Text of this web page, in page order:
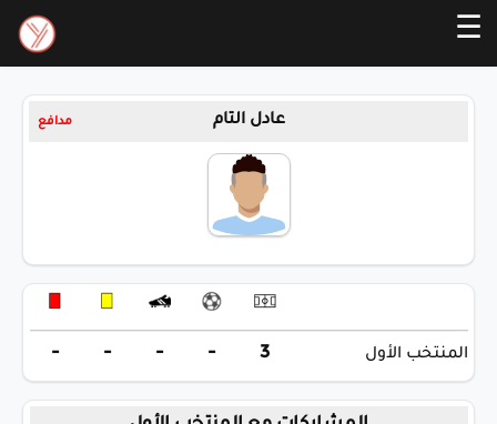
☰
عادل التام مدافع
المنتخب الأول 3
-
-
-
-